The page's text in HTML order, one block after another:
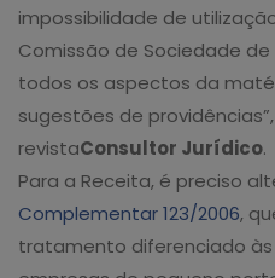
impossibilidade de
Comissão de Sociedade
todos os aspectos da
sugestões de
revistaConsultor Jurídico.
Para a Receita, é preciso
Complementar 123/2006,
tratamento diferenciado